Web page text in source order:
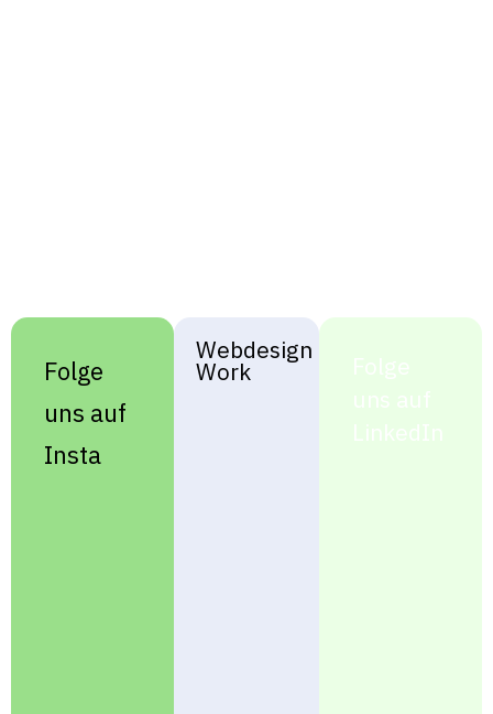
Folge
uns auf
Insta
Webdesign
Work
Folge
uns auf
LinkedIn